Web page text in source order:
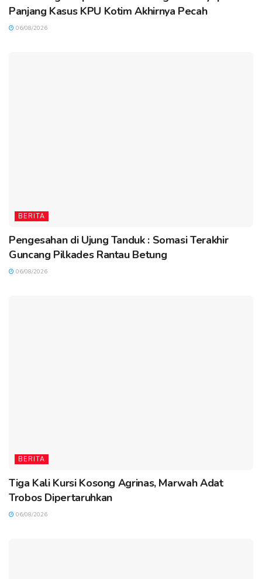
Panjang Kasus KPU Kotim Akhirnya Pecah
06/08/2026
BERITA
Pengesahan di Ujung Tanduk : Somasi Terakhir
Guncang Pilkades Rantau Betung
06/08/2026
BERITA
Tiga Kali Kursi Kosong Agrinas, Marwah Adat
Trobos Dipertaruhkan
06/08/2026